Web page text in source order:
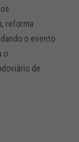
reforma
o evento
o
de